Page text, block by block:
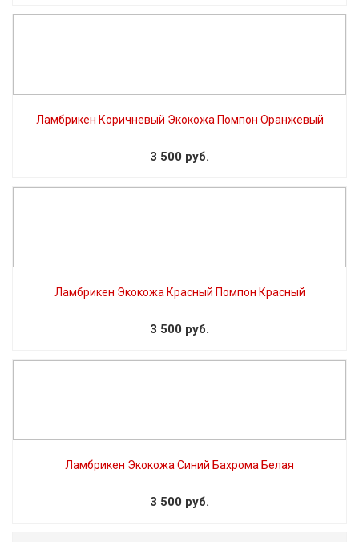
Ламбрикен Коричневый Экокожа Помпон Оранжевый
3 500 руб.
Ламбрикен Экокожа Красный Помпон Красный
3 500 руб.
Ламбрикен Экокожа Синий Бахрома Белая
3 500 руб.